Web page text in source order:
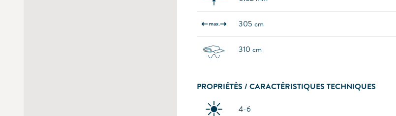
305 cm
310 cm
PROPRIÉTÉS / CARACTÉRISTIQUES TECHNIQUES
4-6